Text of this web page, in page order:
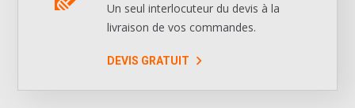
Un seul interlocuteur du devis à la
livraison de vos commandes.
DEVIS GRATUIT